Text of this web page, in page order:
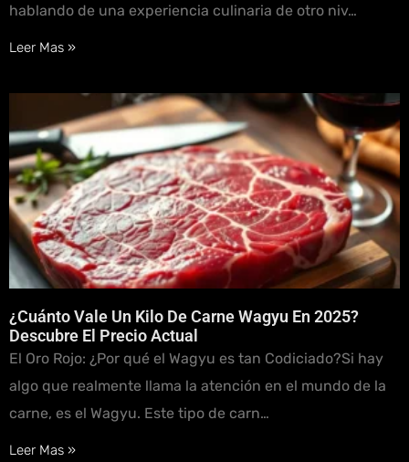
hablando de una experiencia culinaria de otro niv…
Leer Mas »
¿Cuánto Vale Un Kilo De Carne Wagyu En 2025?
Descubre El Precio Actual
El Oro Rojo: ¿Por qué el Wagyu es tan Codiciado?Si hay
algo que realmente llama la atención en el mundo de la
carne, es el Wagyu. Este tipo de carn…
Leer Mas »